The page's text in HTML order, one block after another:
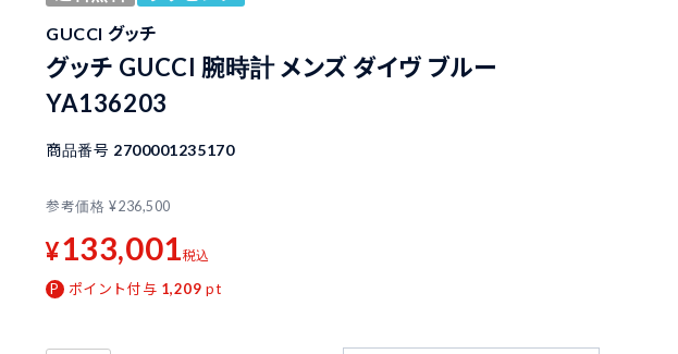
GUCCI グッチ
グッチ GUCCI 腕時計 メンズ ダイヴ ブルー
YA136203
商品番号 2700001235170
参考価格 ¥236,500
¥133,001税込
ポイント付与 1,209 pt